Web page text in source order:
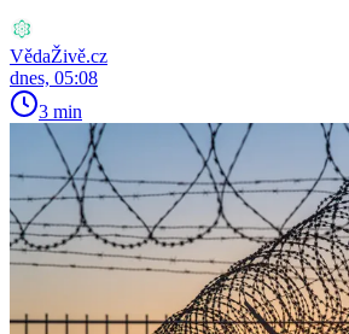
VědaŽivě.cz
dnes, 05:08
3 min